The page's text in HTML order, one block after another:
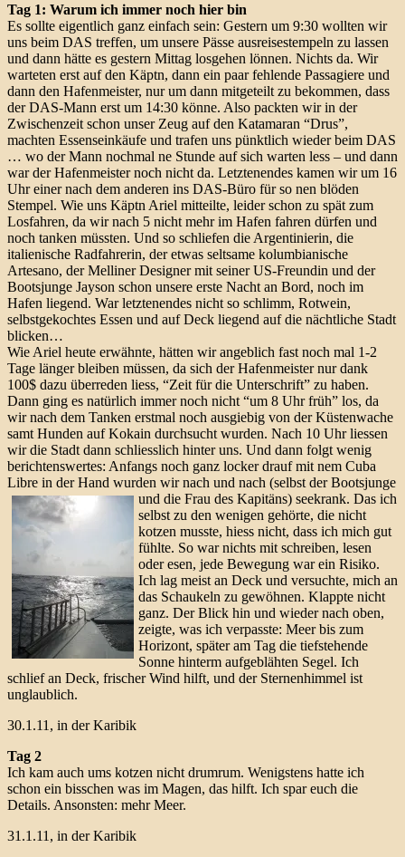
Tag 1: Warum ich immer noch hier bin
Es sollte eigentlich ganz einfach sein: Gestern um 9:30 wollten wir
uns beim DAS treffen, um unsere Pässe ausreisestempeln zu lassen
und dann hätte es gestern Mittag losgehen lönnen. Nichts da. Wir
warteten erst auf den Käptn, dann ein paar fehlende Passagiere und
dann den Hafenmeister, nur um dann mitgeteilt zu bekommen, dass
der DAS-Mann erst um 14:30 könne. Also packten wir in der
Zwischenzeit schon unser Zeug auf den Katamaran “Drus”,
machten Essenseinkäufe und trafen uns pünktlich wieder beim DAS
… wo der Mann nochmal ne Stunde auf sich warten less – und dann
war der Hafenmeister noch nicht da. Letztenendes kamen wir um 16
Uhr einer nach dem anderen ins DAS-Büro für so nen blöden
Stempel. Wie uns Käptn Ariel mitteilte, leider schon zu spät zum
Losfahren, da wir nach 5 nicht mehr im Hafen fahren dürfen und
noch tanken müssten. Und so schliefen die Argentinierin, die
italienische Radfahrerin, der etwas seltsame kolumbianische
Artesano, der Melliner Designer mit seiner US-Freundin und der
Bootsjunge Jayson schon unsere erste Nacht an Bord, noch im
Hafen liegend. War letztenendes nicht so schlimm, Rotwein,
selbstgekochtes Essen und auf Deck liegend auf die nächtliche Stadt
blicken…
Wie Ariel heute erwähnte, hätten wir angeblich fast noch mal 1-2
Tage länger bleiben müssen, da sich der Hafenmeister nur dank
100$ dazu überreden liess, “Zeit für die Unterschrift” zu haben.
Dann ging es natürlich immer noch nicht “um 8 Uhr früh” los, da
wir nach dem Tanken erstmal noch ausgiebig von der Küstenwache
samt Hunden auf Kokain durchsucht wurden. Nach 10 Uhr liessen
wir die Stadt dann schliesslich hinter uns. Und dann folgt wenig
berichtenswertes: Anfangs noch ganz locker drauf mit nem Cuba
Libre in der Hand wurden wir nach und nach (selbst der Bootsjunge
und die Frau des Kapitäns) seekrank. Das ich
selbst zu den wenigen gehörte, die nicht
kotzen musste, hiess nicht, dass ich mich gut
fühlte. So war nichts mit schreiben, lesen
oder esen, jede Bewegung war ein Risiko.
Ich lag meist an Deck und versuchte, mich an
das Schaukeln zu gewöhnen. Klappte nicht
ganz. Der Blick hin und wieder nach oben,
zeigte, was ich verpasste: Meer bis zum
Horizont, später am Tag die tiefstehende
Sonne hinterm aufgeblähten Segel. Ich
schlief an Deck, frischer Wind hilft, und der Sternenhimmel ist
unglaublich.
30.1.11, in der Karibik
Tag 2
Ich kam auch ums kotzen nicht drumrum. Wenigstens hatte ich
schon ein bisschen was im Magen, das hilft. Ich spar euch die
Details. Ansonsten: mehr Meer.
31.1.11, in der Karibik